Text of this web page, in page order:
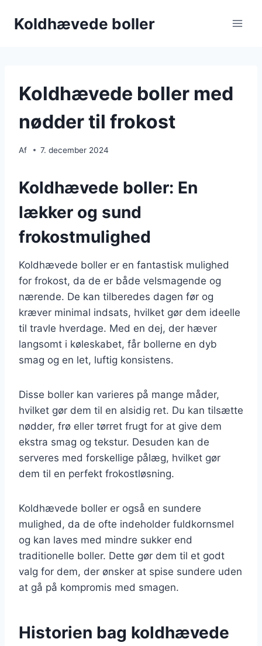
Koldhævede boller
Koldhævede boller med
nødder til frokost
Af 7. december 2024
Koldhævede boller: En
lækker og sund
frokostmulighed
Koldhævede boller er en fantastisk mulighed
for frokost, da de er både velsmagende og
nærende. De kan tilberedes dagen før og
kræver minimal indsats, hvilket gør dem ideelle
til travle hverdage. Med en dej, der hæver
langsomt i køleskabet, får bollerne en dyb
smag og en let, luftig konsistens.
Disse boller kan varieres på mange måder,
hvilket gør dem til en alsidig ret. Du kan tilsætte
nødder, frø eller tørret frugt for at give dem
ekstra smag og tekstur. Desuden kan de
serveres med forskellige pålæg, hvilket gør
dem til en perfekt frokostløsning.
Koldhævede boller er også en sundere
mulighed, da de ofte indeholder fuldkornsmel
og kan laves med mindre sukker end
traditionelle boller. Dette gør dem til et godt
valg for dem, der ønsker at spise sundere uden
at gå på kompromis med smagen.
Historien bag koldhævede